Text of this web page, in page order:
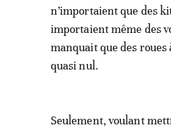
n’importaient que des
importaient même des
manquait que des
quasi nul.
Seulement, voulant